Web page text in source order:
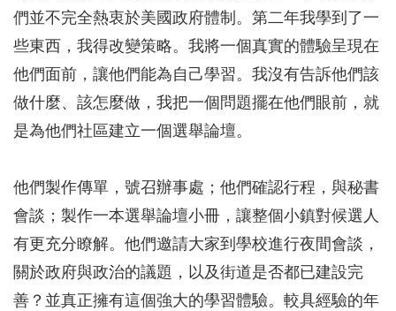
們並不完全熱衷於美國政府體制。第二年我學到了一
些東西，我得改變策略。我將一個真實的體驗呈現在
他們面前，讓他們能為自己學習。我沒有告訴他們該
做什麼、該怎麼做，我把一個問題擺在他們眼前，就
是為他們社區建立一個選舉論壇。
他們製作傳單，號召辦事處；他們確認行程，與秘書
會談；製作一本選舉論壇小冊，讓整個小鎮對候選人
有更充分瞭解。他們邀請大家到學校進行夜間會談，
關於政府與政治的議題，以及街道是否都已建設完
善？並真正擁有這個強大的學習體驗。較具經驗的年